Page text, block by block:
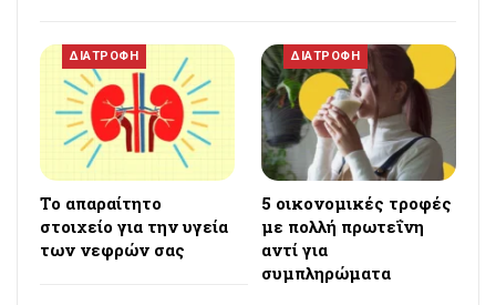
ΔΙΑΤΡΟΦΗ
Το απαραίτητο
στοιχείο για την υγεία
των νεφρών σας
ΔΙΑΤΡΟΦΗ
5 οικονομικές τροφές
με πολλή πρωτεΐνη
αντί για
συμπληρώματα